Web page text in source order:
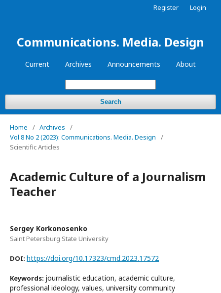
Communications. Media. Design
Current Archives Announcements About
Search
Register Login
Home / Archives
/
Vol 8 No 2 (2023): Communications. Media. Design
/
Scientific Articles
Academic Culture of a Journalism
Teacher
Sergey Korkonosenko
Saint Petersburg State University
DOI: https://doi.org/10.17323/cmd.2023.17572
Keywords: journalistic education, academic culture,
professional ideology, values, university community